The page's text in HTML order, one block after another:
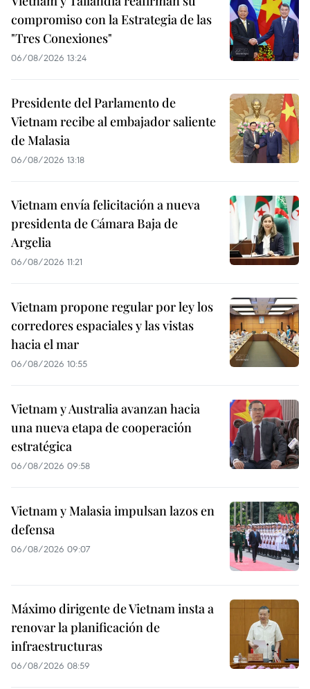
compromiso con la Estrategia de las
"Tres Conexiones"
06/08/2026 13:24
Presidente del Parlamento de
Vietnam recibe al embajador saliente
de Malasia
06/08/2026 13:18
Vietnam envía felicitación a nueva
presidenta de Cámara Baja de
Argelia
06/08/2026 11:21
Vietnam propone regular por ley los
corredores espaciales y las vistas
hacia el mar
06/08/2026 10:55
Vietnam y Australia avanzan hacia
una nueva etapa de cooperación
estratégica
06/08/2026 09:58
Vietnam y Malasia impulsan lazos en
defensa
06/08/2026 09:07
Máximo dirigente de Vietnam insta a
renovar la planificación de
infraestructuras
06/08/2026 08:59